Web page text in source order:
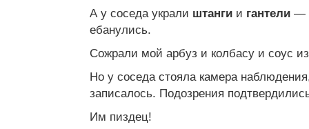
А у соседа украли штанги и гантели —
ебанулись.
Сожрали мой арбуз и колбасу и соус
Но у соседа стояла камера
записалось. Подозрения
Им пиздец!